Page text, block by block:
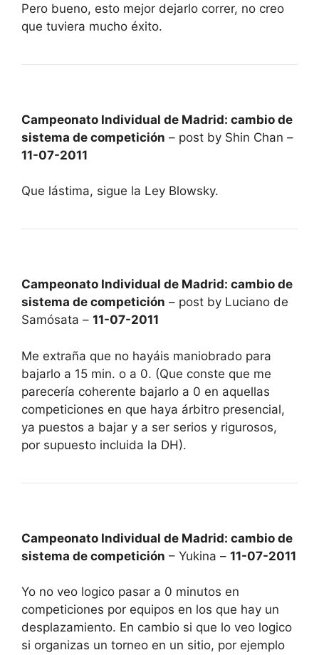
Pero bueno, esto mejor dejarlo correr, no creo
que tuviera mucho éxito.
Campeonato Individual de Madrid: cambio de
sistema de competición – post by Shin Chan –
11-07-2011
Que lástima, sigue la Ley Blowsky.
Campeonato Individual de Madrid: cambio de
sistema de competición – post by Luciano de
Samósata – 11-07-2011
Me extraña que no hayáis maniobrado para
bajarlo a 15 min. o a 0. (Que conste que me
parecería coherente bajarlo a 0 en aquellas
competiciones en que haya árbitro presencial,
ya puestos a bajar y a ser serios y rigurosos,
por supuesto incluida la DH).
Campeonato Individual de Madrid: cambio de
sistema de competición – Yukina – 11-07-2011
Yo no veo logico pasar a 0 minutos en
competiciones por equipos en los que hay un
desplazamiento. En cambio si que lo veo logico
si organizas un torneo en un sitio, por ejemplo